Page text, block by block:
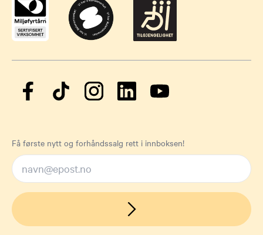
Få første nytt og forhåndssalg rett i innboksen!